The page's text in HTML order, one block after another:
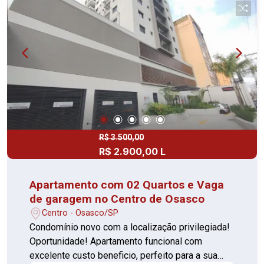
brinquedoteca Perto de escolas, creches, UNIP
Osasco, academias, mercados, farmácias e
transporte público Agende sua visita e confirme!
R$ 3.500,00
R$ 2.900,00 L
Apartamento com 02 Quartos e Vaga
de garagem no Centro de Osasco
Centro - Osasco/SP
Condomínio novo com a localização privilegiada!
Oportunidade! Apartamento funcional com
excelente custo beneficio, perfeito para a sua